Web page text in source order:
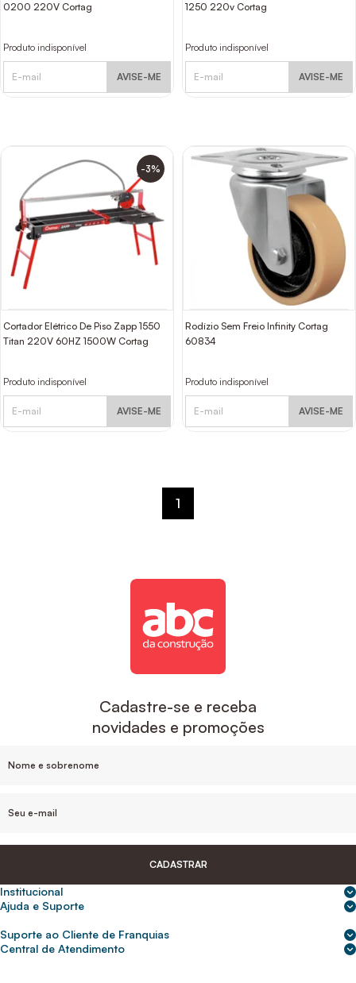
0200 220V Cortag
Produto indisponível
AVISE-ME
1250 220v Cortag
Produto indisponível
AVISE-ME
-3%
Cortador Elétrico De Piso Zapp 1550
Titan 220V 60HZ 1500W Cortag
Produto indisponível
AVISE-ME
Rodízio Sem Freio Infinity Cortag
60834
Produto indisponível
AVISE-ME
1
Cadastre-se e receba
novidades e promoções
CADASTRAR
Institucional
Sobre nós
Para empresas
Ajuda e Suporte
Frete e entrega
Suporte ao Cliente de Franquias
2ª Via de Boletos - Crédito ABC
Central de Atendimento